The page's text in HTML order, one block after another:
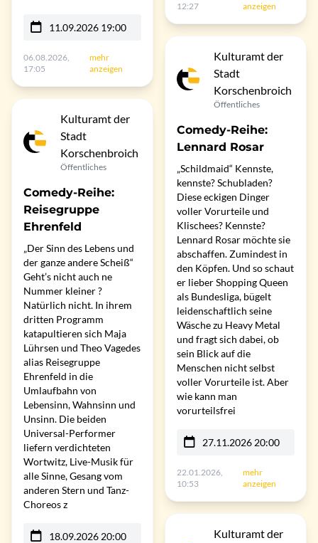
11.09.2026 19:00
06.08.2026,
17:05
mehr
anzeigen
Kulturamt der
Stadt
Korschenbroich
Öffentliches
Comedy-Reihe:
Reisegruppe
Ehrenfeld
„Der Sinn des Lebens und
der ganze andere Scheiß“
Geht’s nicht auch ne
Nummer kleiner ?
Natürlich nicht. In ihrem
dritten Programm
katapultieren sich Maja
Lührsen und Theo Vagedes
alias Reisegruppe
Ehrenfeld in die
Umlaufbahn von
Lebensinn, Wahnsinn und
Unsinn. Die beiden
Universal-Performer
liefern verdichteten
Wortwitz, Live-Musik für
alle Sinne, Gesang vom
anderen Stern und Tanz-
Choreos z
18.09.2026 20:00
12:27 anzeigen
Kulturamt der
Stadt
Korschenbroich
Öffentliches
Comedy-Reihe:
Lennard Rosar
„Schildmaid“ Kennste,
kennste? Schubladen?
Diese eckigen Dinger
voller Vorurteile und
Klischees? Kennste?
Lennard Rosar möchte sie
abschaffen. Zumindest in
den Köpfen. Und so schaut
er lieber Shopping Queen
als Bundesliga, bügelt
leidenschaftlich seine
Wäsche zu Heavy Metal
und fragt sich dabei, ob
sein Blick auf die
Menschen nicht selbst
voller Vorurteile ist. Aber
wie kann man
vorurteilsfrei
27.11.2026 20:00
22.01.2026,
10:53
mehr
anzeigen
Kulturamt der